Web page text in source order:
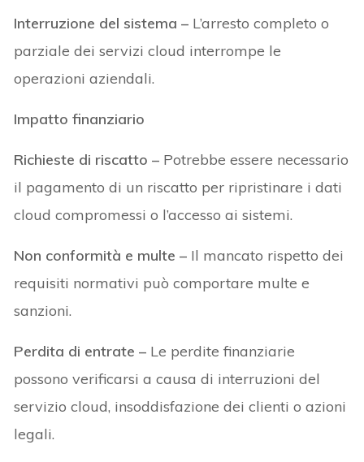
Interruzione del sistema – L’arresto completo o
parziale dei servizi cloud interrompe le
operazioni aziendali.
Impatto finanziario
Richieste di riscatto – Potrebbe essere necessario
il pagamento di un riscatto per ripristinare i dati
cloud compromessi o l’accesso ai sistemi.
Non conformità e multe – Il mancato rispetto dei
requisiti normativi può comportare multe e
sanzioni.
Perdita di entrate – Le perdite finanziarie
possono verificarsi a causa di interruzioni del
servizio cloud, insoddisfazione dei clienti o azioni
legali.